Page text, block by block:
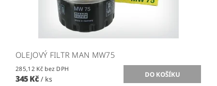
OLEJOVÝ FILTR MAN MW75
285,12 Kč bez DPH
345 Kč / ks